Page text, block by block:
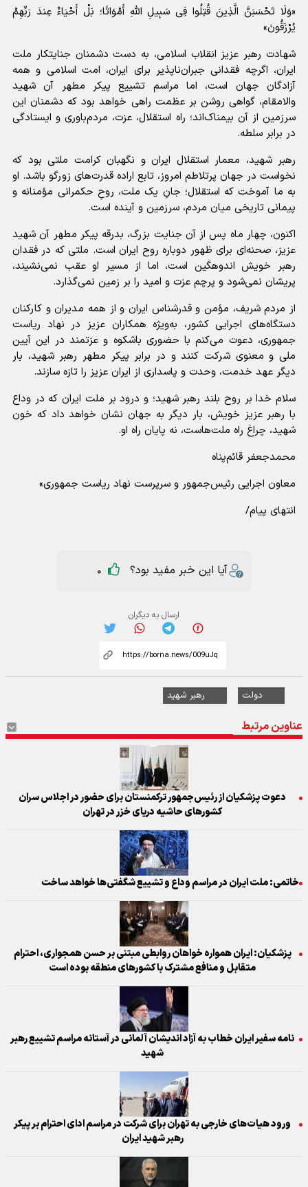
«وَلَا تَحْسَبَنَّ الَّذِینَ قُتِلُوا فِی سَبِیلِ اللَّهِ أَمْوَاتًا؛ بَلْ أَحْیَاءٌ عِندَ رَبِّهِمْ
یُرْزَقُونَ»
شهادت رهبر عزیز انقلاب اسلامی، به دست دشمنان جنایتکار ملت
ایران، اگرچه فقدانی جبران‌ناپذیر برای ایران، امت اسلامی و همه
آزادگان جهان است، اما مراسم تشییع پیکر مطهر آن شهید
والامقام، گواهی روشن بر عظمت راهی خواهد بود که دشمنان این
سرزمین از آن بیمناک‌اند؛ راه استقلال، عزت، مردم‌باوری و ایستادگی
در برابر سلطه.
رهبر شهید، معمار استقلال ایران و نگهبان کرامت ملتی بود که
نخواست در جهان پرتلاطم امروز، تابع اراده قدرت‌های زورگو باشد. او
به ما آموخت که استقلال؛ جانِ یک ملت، روحِ حکمرانی مؤمنانه و
پیمانی تاریخی میان مردم، سرزمین و آینده است.
اکنون، چهار ماه پس از آن جنایت بزرگ، بدرقه پیکر مطهر آن شهید
عزیز، صحنه‌ای برای ظهور دوباره روح ایران است. ملتی که در فقدان
رهبر خویش اندوهگین است، اما از مسیر او عقب نمی‌نشیند،
پریشان نمی‌شود و پرچم عزت و امید را بر زمین نمی‌گذارد.
از مردم شریف، مؤمن و قدرشناس ایران و از همه مدیران و کارکنان
دستگاه‌های اجرایی کشور، به‌ویژه همکاران عزیز در نهاد ریاست
جمهوری، دعوت می‌کنم با حضوری باشکوه و عزتمند در این آیین
ملی و معنوی شرکت کنند و در برابر پیکر مطهر رهبر شهید، بار
دیگر عهد خدمت، وحدت و پاسداری از ایران عزیز را تازه سازند.
سلام خدا بر روح بلند رهبر شهید؛ و درود بر ملت ایران که در وداع
با رهبر عزیز خویش، بار دیگر به جهان نشان خواهد داد که خون
شهید، چراغ راه ملت‌هاست، نه پایان راه او.
محمدجعفر قائم‌پناه
معاون اجرایی رئیس‌جمهور و سرپرست نهاد ریاست جمهوری»
انتهای پیام/
آیا این خبر مفید بود؟ 0
ارسال به دیگران
دولت رهبر شهید
عناوین مرتبط
دعوت پزشکیان از رئیس‌جمهور ترکمنستان برای حضور در اجلاس سران
کشور‌های حاشیه دریای خزر در تهران
خاتمی: ملت ایران در مراسم وداع و تشییع شگفتی‌ها خواهد ساخت
پزشکیان: ایران همواره خواهان روابطی مبتنی بر حسن همجواری، احترام
متقابل و منافع مشترک با کشور‌های منطقه بوده است
نامه سفیر ایران خطاب به آزاد اندیشان آلمانی در آستانه مراسم تشییع رهبر
شهید
ورود هیات‌های خارجی به تهران برای شرکت در مراسم ادای احترام بر پیکر
رهبر شهید ایران